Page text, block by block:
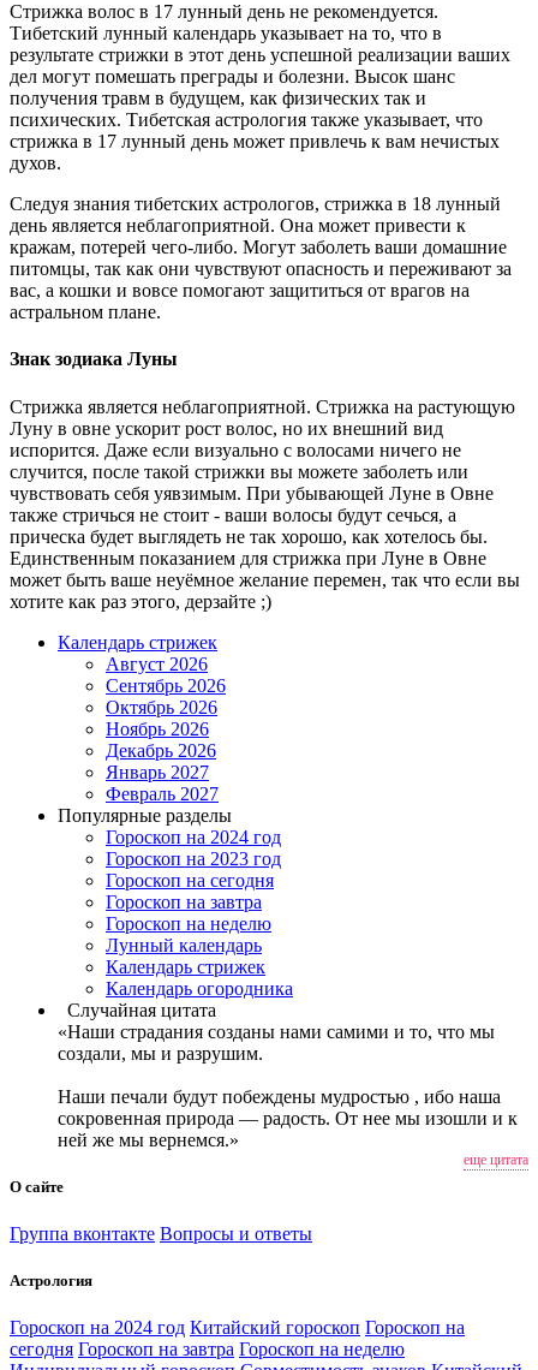
Стрижка волос в 17 лунный день не рекомендуется.
Тибетский лунный календарь указывает на то, что в
результате стрижки в этот день успешной реализации ваших
дел могут помешать преграды и болезни. Высок шанс
получения травм в будущем, как физических так и
психических. Тибетская астрология также указывает, что
стрижка в 17 лунный день может привлечь к вам нечистых
духов.
Следуя знания тибетских астрологов, стрижка в 18 лунный
день является неблагоприятной. Она может привести к
кражам, потерей чего-либо. Могут заболеть ваши домашние
питомцы, так как они чувствуют опасность и переживают за
вас, а кошки и вовсе помогают защититься от врагов на
астральном плане.
Знак зодиака Луны
Стрижка является неблагоприятной. Стрижка на растующую
Луну в овне ускорит рост волос, но их внешний вид
испорится. Даже если визуально с волосами ничего не
случится, после такой стрижки вы можете заболеть или
чувствовать себя уявзимым. При убывающей Луне в Овне
также стричься не стоит - ваши волосы будут сечься, а
прическа будет выглядеть не так хорошо, как хотелось бы.
Единственным показанием для стрижка при Луне в Овне
может быть ваше неуёмное желание перемен, так что если вы
хотите как раз этого, дерзайте ;)
Календарь стрижек
Август 2026
Сентябрь 2026
Октябрь 2026
Ноябрь 2026
Декабрь 2026
Январь 2027
Февраль 2027
Популярные разделы
Гороскоп на 2024 год
Гороскоп на 2023 год
Гороскоп на сегодня
Гороскоп на завтра
Гороскоп на неделю
Лунный календарь
Календарь стрижек
Календарь огородника
Случайная цитата
«Наши страдания созданы нами самими и то, что мы
создали, мы и разрушим.
Наши печали будут побеждены мудростью , ибо наша
сокровенная природа — радость. От нее мы изошли и к
ней же мы вернемся.»
еще цитата
О сайте
Группа вконтакте Вопросы и ответы
Астрология
Гороскоп на 2024 год Китайский гороскоп Гороскоп на
сегодня Гороскоп на завтра Гороскоп на неделю